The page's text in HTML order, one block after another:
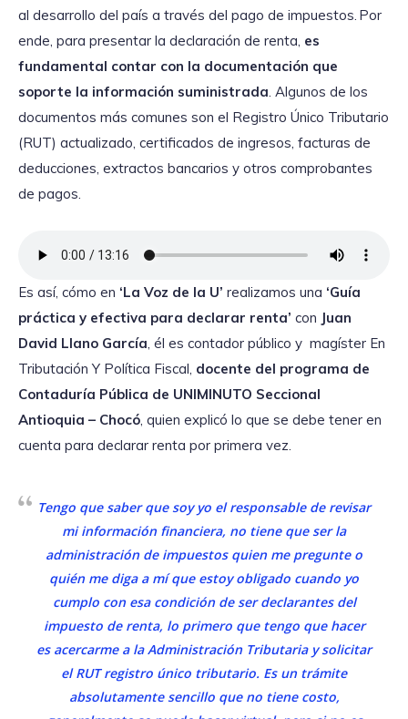
al desarrollo del país a través del pago de impuestos. Por
ende, para presentar la declaración de renta, es
fundamental contar con la documentación que
soporte la información suministrada. Algunos de los
documentos más comunes son el Registro Único Tributario
(RUT) actualizado, certificados de ingresos, facturas de
deducciones, extractos bancarios y otros comprobantes
de pagos.
Es así, cómo en ‘La Voz de la U’ realizamos una ‘Guía
práctica y efectiva para declarar renta’ con Juan
David Llano García, él es contador público y magíster En
Tributación Y Política Fiscal, docente del programa de
Contaduría Pública de UNIMINUTO Seccional
Antioquia – Chocó, quien explicó lo que se debe tener en
cuenta para declarar renta por primera vez.
Tengo que saber que soy yo el responsable de revisar
mi información financiera, no tiene que ser la
administración de impuestos quien me pregunte o
quién me diga a mí que estoy obligado cuando yo
cumplo con esa condición de ser declarantes del
impuesto de renta, lo primero que tengo que hacer
es acercarme a la Administración Tributaria y solicitar
el RUT registro único tributario. Es un trámite
absolutamente sencillo que no tiene costo,